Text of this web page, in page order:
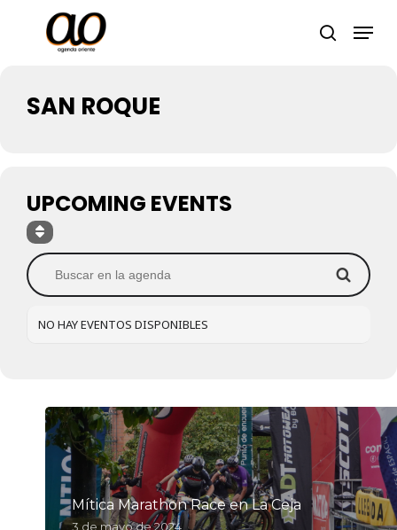
search
SAN ROQUE
UPCOMING EVENTS
NO HAY EVENTOS DISPONIBLES
Mítica Marathon Race en La Ceja
3 de mayo de 2024